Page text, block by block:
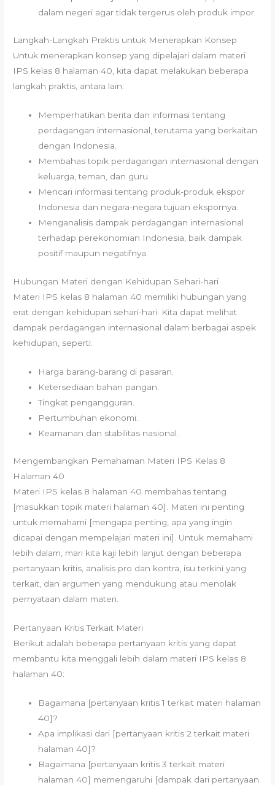
dalam negeri agar tidak tergerus oleh produk impor.
Langkah-Langkah Praktis untuk Menerapkan Konsep
Untuk menerapkan konsep yang dipelajari dalam materi
IPS kelas 8 halaman 40, kita dapat melakukan beberapa
langkah praktis, antara lain:
Memperhatikan berita dan informasi tentang
perdagangan internasional, terutama yang berkaitan
dengan Indonesia.
Membahas topik perdagangan internasional dengan
keluarga, teman, dan guru.
Mencari informasi tentang produk-produk ekspor
Indonesia dan negara-negara tujuan ekspornya.
Menganalisis dampak perdagangan internasional
terhadap perekonomian Indonesia, baik dampak
positif maupun negatifnya.
Hubungan Materi dengan Kehidupan Sehari-hari
Materi IPS kelas 8 halaman 40 memiliki hubungan yang
erat dengan kehidupan sehari-hari. Kita dapat melihat
dampak perdagangan internasional dalam berbagai aspek
kehidupan, seperti:
Harga barang-barang di pasaran.
Ketersediaan bahan pangan.
Tingkat pengangguran.
Pertumbuhan ekonomi.
Keamanan dan stabilitas nasional.
Mengembangkan Pemahaman Materi IPS Kelas 8
Halaman 40
Materi IPS kelas 8 halaman 40 membahas tentang
[masukkan topik materi halaman 40]. Materi ini penting
untuk memahami [mengapa penting, apa yang ingin
dicapai dengan mempelajari materi ini]. Untuk memahami
lebih dalam, mari kita kaji lebih lanjut dengan beberapa
pertanyaan kritis, analisis pro dan kontra, isu terkini yang
terkait, dan argumen yang mendukung atau menolak
pernyataan dalam materi.
Pertanyaan Kritis Terkait Materi
Berikut adalah beberapa pertanyaan kritis yang dapat
membantu kita menggali lebih dalam materi IPS kelas 8
halaman 40:
Bagaimana [pertanyaan kritis 1 terkait materi halaman
40]?
Apa implikasi dari [pertanyaan kritis 2 terkait materi
halaman 40]?
Bagaimana [pertanyaan kritis 3 terkait materi
halaman 40] memengaruhi [dampak dari pertanyaan